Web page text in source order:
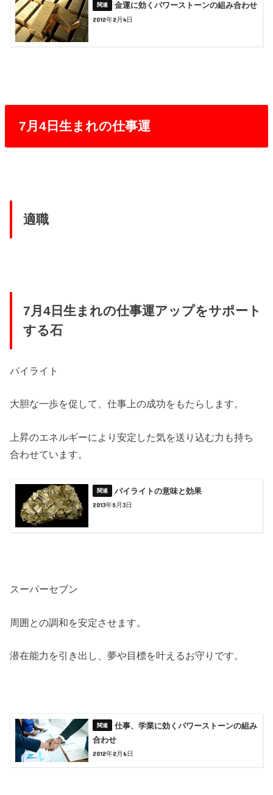
金運に効くパワーストーンの組み合わせ
2012年2月4日
7月4日生まれの仕事運
適職
7月4日生まれの仕事運アップをサポート
する石
パイライト
大胆な一歩を促して、仕事上の成功をもたらします。
上昇のエネルギーにより安定した気を送り込む力も持ち
合わせています。
パイライトの意味と効果
2013年5月3日
スーパーセブン
周囲との調和を安定させます。
潜在能力を引き出し、夢や目標を叶えるお守りです。
仕事、学業に効くパワーストーンの組み
合わせ
2012年2月6日